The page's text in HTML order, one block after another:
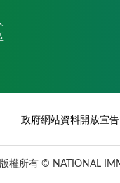
政府網站資料開放宣告
權所有 © NATIONAL